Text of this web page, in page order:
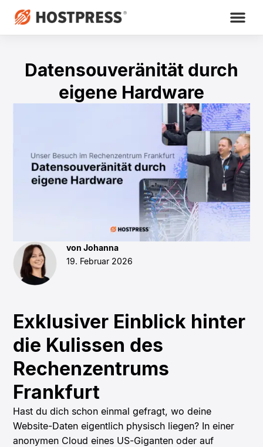
Datensouveränität durch
eigene Hardware
von Johanna
19. Februar 2026
Exklusiver Einblick hinter
die Kulissen des
Rechenzentrums
Frankfurt
Hast du dich schon einmal gefragt, wo deine
Website-Daten eigentlich physisch liegen? In einer
anonymen Cloud eines US-Giganten oder auf